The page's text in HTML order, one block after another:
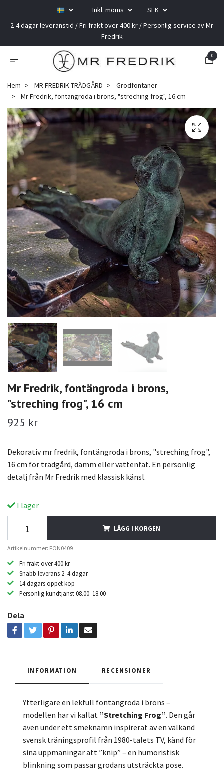
Inkl. moms
SEK
2-4 dagar leveranstid / Fri frakt över 400 kr / Personlig service av Mr
Fredrik
0
Hem MR FREDRIK TRÄDGÅRD
Grodfontäner
Mr Fredrik, fontängroda i brons, "streching frog", 16 cm
Mr Fredrik, fontängroda i brons,
"streching frog", 16 cm
925 kr
Dekorativ mr fredrik, fontängroda i brons, "streching frog",
16 cm för trädgård, damm eller vattenfat. En personlig
detalj från Mr Fredrik med klassisk känsl.
I lager
LÄGG I KORGEN
Artikelnummer: FON0409
Fri frakt över 400 kr
Snabb leverans 2–4 dagar
14 dagars öppet köp
Personlig kundtjänst 08.00–18.00
Dela
INFORMATION RECENSIONER
Ytterligare en lekfull fontängroda i brons –
modellen har vi kallat ”Stretching Frog”. Den går
även under ett smeknamn inspirerat av en välkänd
svensk träningsprofil från 1980-talets TV, känd för
sina uppmaningar att ”knip” – en humoristisk
blinkning som passar grodans utsträckta pose.